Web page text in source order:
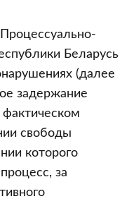
Беларусь
(далее
задержание
фактическом
свободы
которого
за